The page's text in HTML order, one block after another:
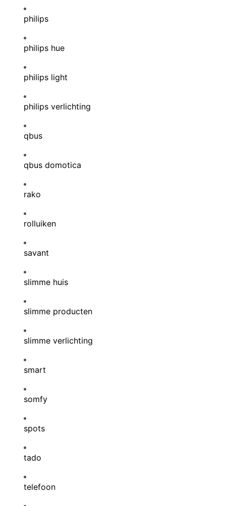
philips
philips hue
philips light
philips verlichting
qbus
qbus domotica
rako
rolluiken
savant
slimme huis
slimme producten
slimme verlichting
smart
somfy
spots
tado
telefoon